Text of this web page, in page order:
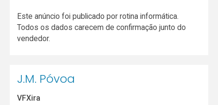
Este anúncio foi publicado por rotina informática.
Todos os dados carecem de confirmação junto do
vendedor.
J.M. Póvoa
VFXira